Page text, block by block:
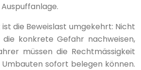
die Beweislast umgekehrt: Nicht
konkrete Gefahr nachweisen,
müssen die Rechtmässigkeit
sofort belegen können.